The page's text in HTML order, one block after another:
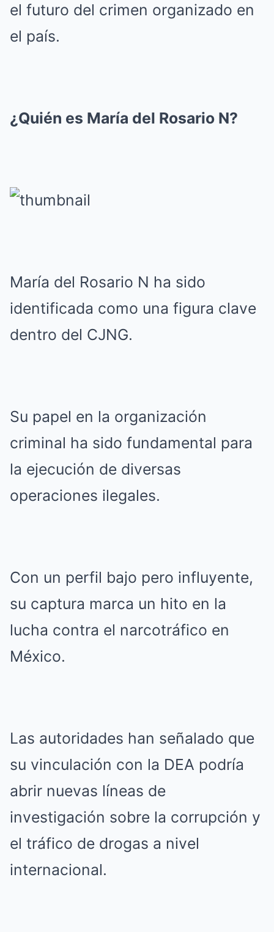
el futuro del crimen organizado en
el país.
¿Quién es María del Rosario N?
María del Rosario N ha sido
identificada como una figura clave
dentro del CJNG.
Su papel en la organización
criminal ha sido fundamental para
la ejecución de diversas
operaciones ilegales.
Con un perfil bajo pero influyente,
su captura marca un hito en la
lucha contra el narcotráfico en
México.
Las autoridades han señalado que
su vinculación con la DEA podría
abrir nuevas líneas de
investigación sobre la corrupción y
el tráfico de drogas a nivel
internacional.